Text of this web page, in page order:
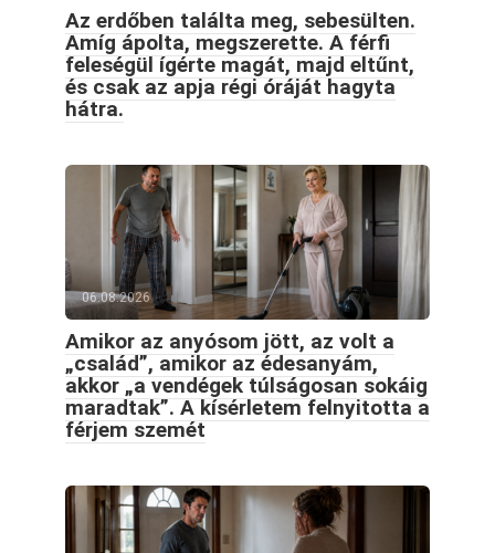
Az erdőben találta meg, sebesülten.
Amíg ápolta, megszerette. A férfi
feleségül ígérte magát, majd eltűnt,
és csak az apja régi óráját hagyta
hátra.
06.08.2026
Amikor az anyósom jött, az volt a
„család”, amikor az édesanyám,
akkor „a vendégek túlságosan sokáig
maradtak”. A kísérletem felnyitotta a
férjem szemét